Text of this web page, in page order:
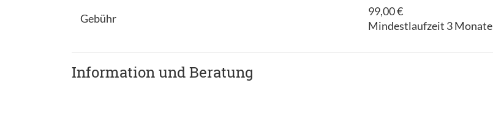
Gebühr
99,00 €
Mindestlaufzeit 3 Monate
Information und Beratung